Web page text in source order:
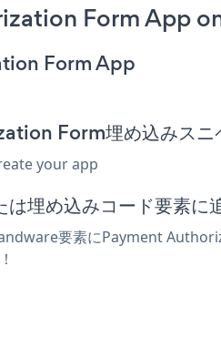
Form App
Form App
Form埋め込みスニ
your app
埋め込みコード要素に
要素にPayment